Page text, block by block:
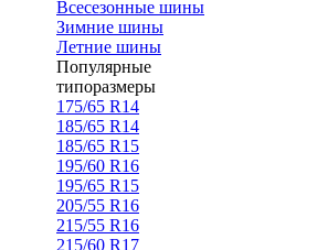
Всесезонные шины
Зимние шины
Летние шины
Популярные
типоразмеры
175/65 R14
185/65 R14
185/65 R15
195/60 R16
195/65 R15
205/55 R16
215/55 R16
215/60 R17